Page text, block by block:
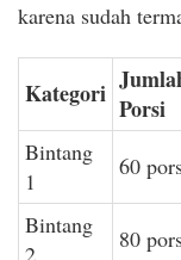
karena sudah
Kategori Porsi
Bintang
1
60
Bintang
2
80